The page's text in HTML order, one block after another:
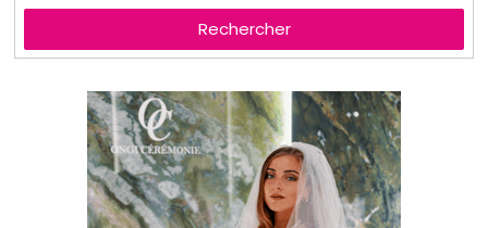
Rechercher